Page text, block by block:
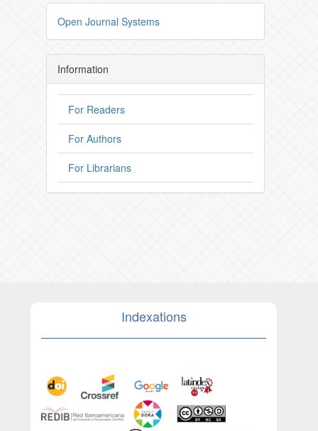
Open Journal Systems
Information
For Readers
For Authors
For Librarians
Indexations